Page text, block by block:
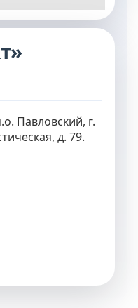
Павловский, г.
д. 79.